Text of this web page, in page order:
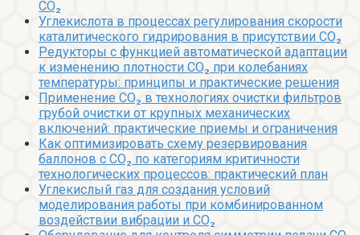
CO₂
Углекислота в процессах регулирования скорости
каталитического гидрирования в присутствии CO₂
Редукторы с функцией автоматической адаптации
к изменению плотности CO₂ при колебаниях
температуры: принципы и практические решения
Применение CO₂ в технологиях очистки фильтров
грубой очистки от крупных механических
включений: практические приемы и ограничения
Как оптимизировать схему резервирования
баллонов с CO₂ по категориям критичности
технологических процессов: практический план
Углекислый газ для создания условий
моделирования работы при комбинированном
воздействии вибрации и CO₂